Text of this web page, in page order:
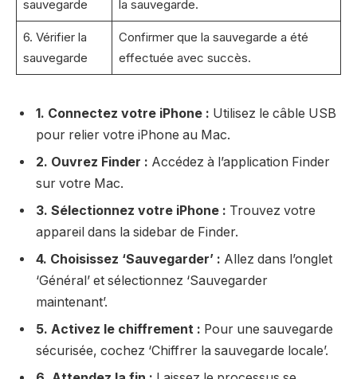
sauvegarde
la sauvegarde.
6. Vérifier la
sauvegarde
Confirmer que la sauvegarde a été
effectuée avec succès.
1. Connectez votre iPhone : Utilisez le câble USB
pour relier votre iPhone au Mac.
2. Ouvrez Finder : Accédez à l’application Finder
sur votre Mac.
3. Sélectionnez votre iPhone : Trouvez votre
appareil dans la sidebar de Finder.
4. Choisissez ‘Sauvegarder’ : Allez dans l’onglet
‘Général’ et sélectionnez ‘Sauvegarder
maintenant’.
5. Activez le chiffrement : Pour une sauvegarde
sécurisée, cochez ‘Chiffrer la sauvegarde locale’.